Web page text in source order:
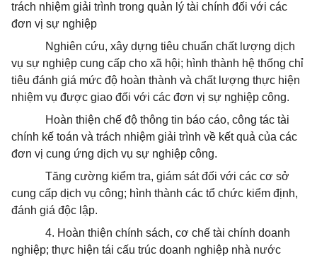
trách nhiệm giải trình trong quản lý tài chính đối với các
đơn vị sự nghiệp
Nghiên cứu, xây dựng tiêu chuẩn chất lượng dịch
vụ sự nghiệp cung cấp cho xã hội; hình thành hệ thống chỉ
tiêu đánh giá mức độ hoàn thành và chất lượng thực hiện
nhiệm vụ được giao đối với các đơn vị sự nghiệp công.
Hoàn thiện chế độ thông tin báo cáo, công tác tài
chính kế toán và trách nhiệm giải trình về kết quả của các
đơn vị cung ứng dịch vụ sự nghiệp công.
Tăng cường kiểm tra, giám sát đối với các cơ sở
cung cấp dịch vụ công; hình thành các tổ chức kiểm định,
đánh giá độc lập.
4. Hoàn thiện chính sách, cơ chế tài chính doanh
nghiệp; thực hiện tái cấu trúc doanh nghiệp nhà nước